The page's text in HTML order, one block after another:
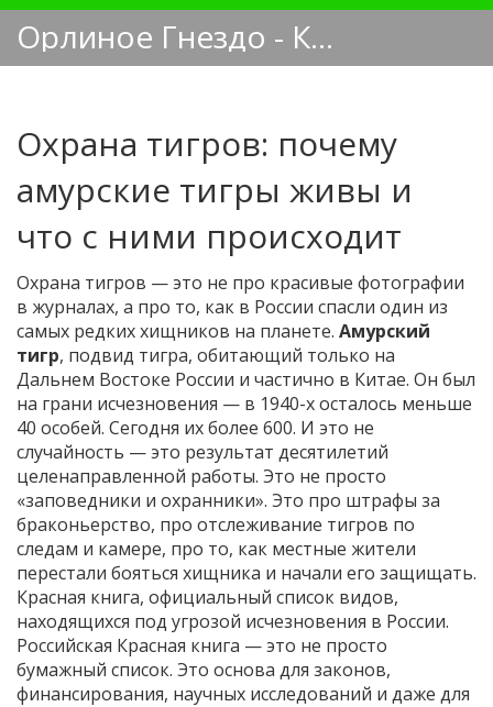
Орлиное Гнездо - Кинологический блог
Охрана тигров: почему
амурские тигры живы и
что с ними происходит
Охрана тигров — это не про красивые фотографии
в журналах, а про то, как в России спасли один из
самых редких хищников на планете. Амурский
тигр, подвид тигра, обитающий только на
Дальнем Востоке России и частично в Китае. Он был
на грани исчезновения — в 1940-х осталось меньше
40 особей. Сегодня их более 600. И это не
случайность — это результат десятилетий
целенаправленной работы. Это не просто
«заповедники и охранники». Это про штрафы за
браконьерство, про отслеживание тигров по
следам и камере, про то, как местные жители
перестали бояться хищника и начали его защищать.
Красная книга, официальный список видов,
находящихся под угрозой исчезновения в России.
Российская Красная книга — это не просто
бумажный список. Это основа для законов,
финансирования, научных исследований и даже для